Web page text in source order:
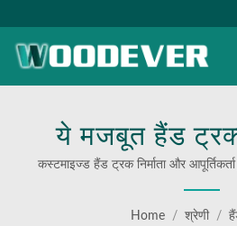
ये मजबूत हैंड
आपके घर के
औद्योगिक बड़े और
कस्टमाइज्ड हैंड ट्रक निर्माता और
कुशल लॉजिस्टिक्स के लिए
Home / श्रेणी /